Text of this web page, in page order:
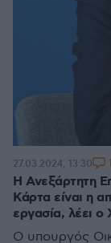
H Ανεξάρτητη
Κάρτα είναι η
εργασία, λέει ο
Ο υπουργός
27.03.2024, 13:30